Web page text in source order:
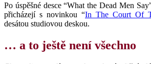
Po úspěšné desce “What the Dead Men
přicházejí s novinkou “In The Court Of
desátou studiovou deskou.
… a to ještě není všechno